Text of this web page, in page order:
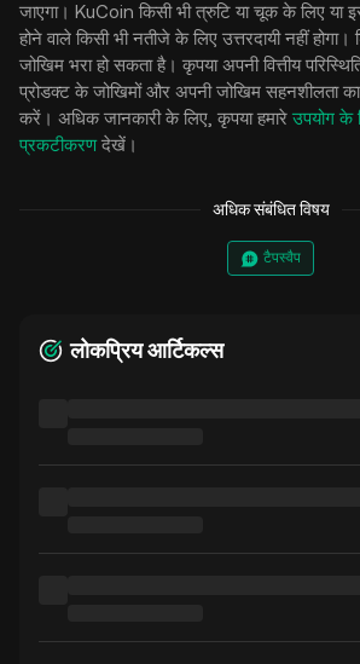
जाएगा। KuCoin किसी भी त्रुटि या चूक के लिए या
होने वाले किसी भी नतीजे के लिए उत्तरदायी नहीं
जोखिम भरा हो सकता है। कृपया अपनी वित्तीय
प्रोडक्ट के जोखिमों और अपनी जोखिम सहनशीलता का
करें। अधिक जानकारी के लिए, कृपया हमारे उपयोग के
प्रकटीकरणदेखें।
अधिक संबंधित विषय
टैपस्वैप
लोकप्रिय आर्टिकल्स